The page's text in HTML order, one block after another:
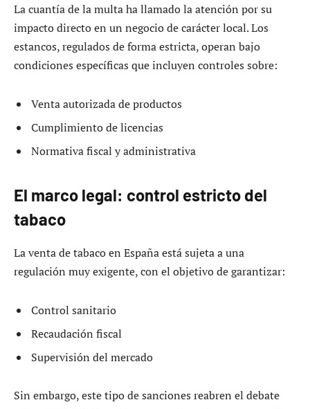
La cuantía de la multa ha llamado la atención por su
impacto directo en un negocio de carácter local. Los
estancos, regulados de forma estricta, operan bajo
condiciones específicas que incluyen controles sobre:
Venta autorizada de productos
Cumplimiento de licencias
Normativa fiscal y administrativa
El marco legal: control estricto del
tabaco
La venta de tabaco en España está sujeta a una
regulación muy exigente, con el objetivo de garantizar:
Control sanitario
Recaudación fiscal
Supervisión del mercado
Sin embargo, este tipo de sanciones reabren el debate